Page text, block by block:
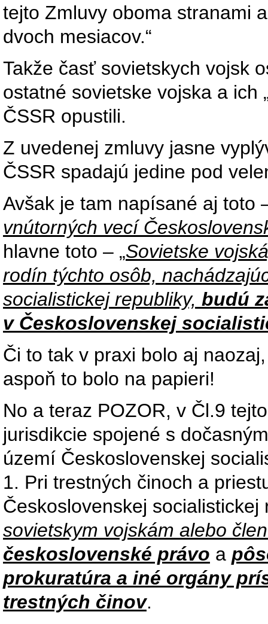
tejto Zmluvy oboma stranami
dvoch mesiacov.“
Takže časť sovietskych vojsk
ostatné sovietske vojska a ich
ČSSR opustili.
Z uvedenej zmluvy jasne
ČSSR spadajú jedine pod
Avšak je tam napísané aj toto
vnútorných vecí
hlavne toto – „Sovietske
rodín týchto osôb,
socialistickej republiky, budú
v Československej
Či to tak v praxi bolo aj
aspoň to bolo na papieri!
No a teraz POZOR, v Čl.9
jurisdikcie spojené s
území Československej
1. Pri trestných činoch a
Československej
sovietskym vojskám alebo
československé právo a
prokuratúra a iné orgány
trestných činov.